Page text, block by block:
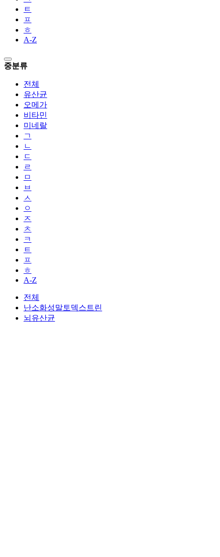
ㅌ
ㅍ
ㅎ
A-Z
중분류
전체
유산균
오메가
비타민
미네랄
ㄱ
ㄴ
ㄷ
ㄹ
ㅁ
ㅂ
ㅅ
ㅇ
ㅈ
ㅊ
ㅋ
ㅌ
ㅍ
ㅎ
A-Z
전체
난소화성말토덱스트린
뇌유산균